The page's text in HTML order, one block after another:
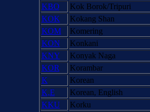
KBO
Kok Borok/Tripuri
KOK
Kokang Shan
KOM
Komering
KON
Konkani
KNY
Konyak Naga
KOR
Korambar
K
Korean
K,E
Korean, English
KKU
Korku